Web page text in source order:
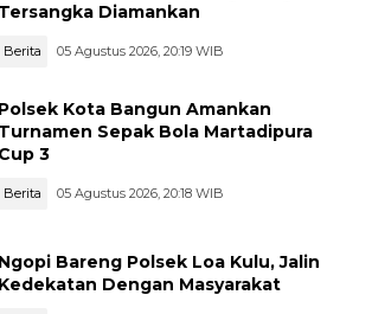
Tersangka Diamankan
Berita 05 Agustus 2026, 20:19 WIB
Polsek Kota Bangun Amankan
Turnamen Sepak Bola Martadipura
Cup 3
Berita 05 Agustus 2026, 20:18 WIB
Ngopi Bareng Polsek Loa Kulu, Jalin
Kedekatan Dengan Masyarakat